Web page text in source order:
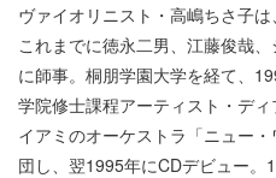
ヴァイオリニスト・高嶋ちさ子は
これまでに徳永二男、江藤俊哉
に師事。桐朋学園大学を経て、
学院修士課程アーティスト・デ
イアミのオーケストラ「ニュー
団し、翌1995年にCDデビュー。